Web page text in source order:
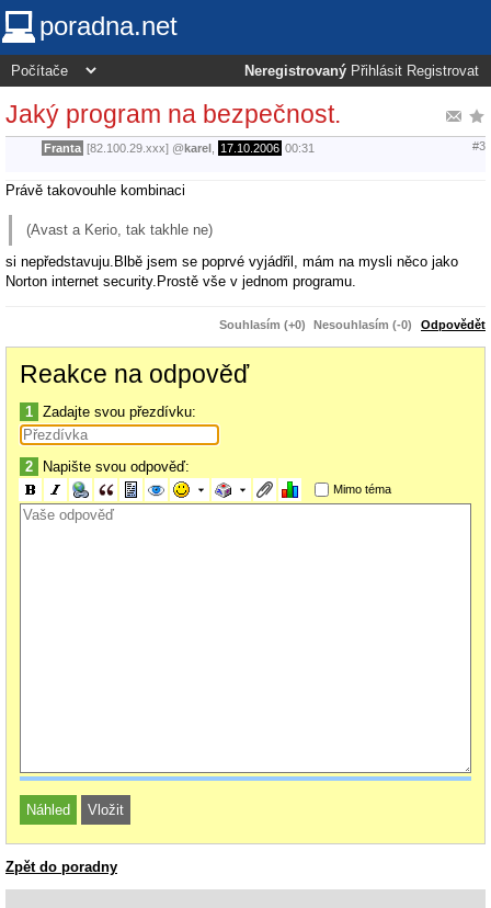
poradna.net
Neregistrovaný Přihlásit Registrovat
Jaký program na bezpečnost.
Franta [82.100.29.xxx] @karel 17.10.2006 00:31 #3
Právě takovouhle kombinaci
(Avast a Kerio, tak takhle ne)
si nepředstavuju.Blbě jsem se poprvé vyjádřil, mám na mysli něco jako
Norton internet security.Prostě vše v jednom programu.
Souhlasím (+0) Nesouhlasím (-0) Odpovědět
Reakce na odpověď
1 Zadajte svou přezdívku:
2 Napište svou odpověď:
Mimo téma
Zpět do poradny